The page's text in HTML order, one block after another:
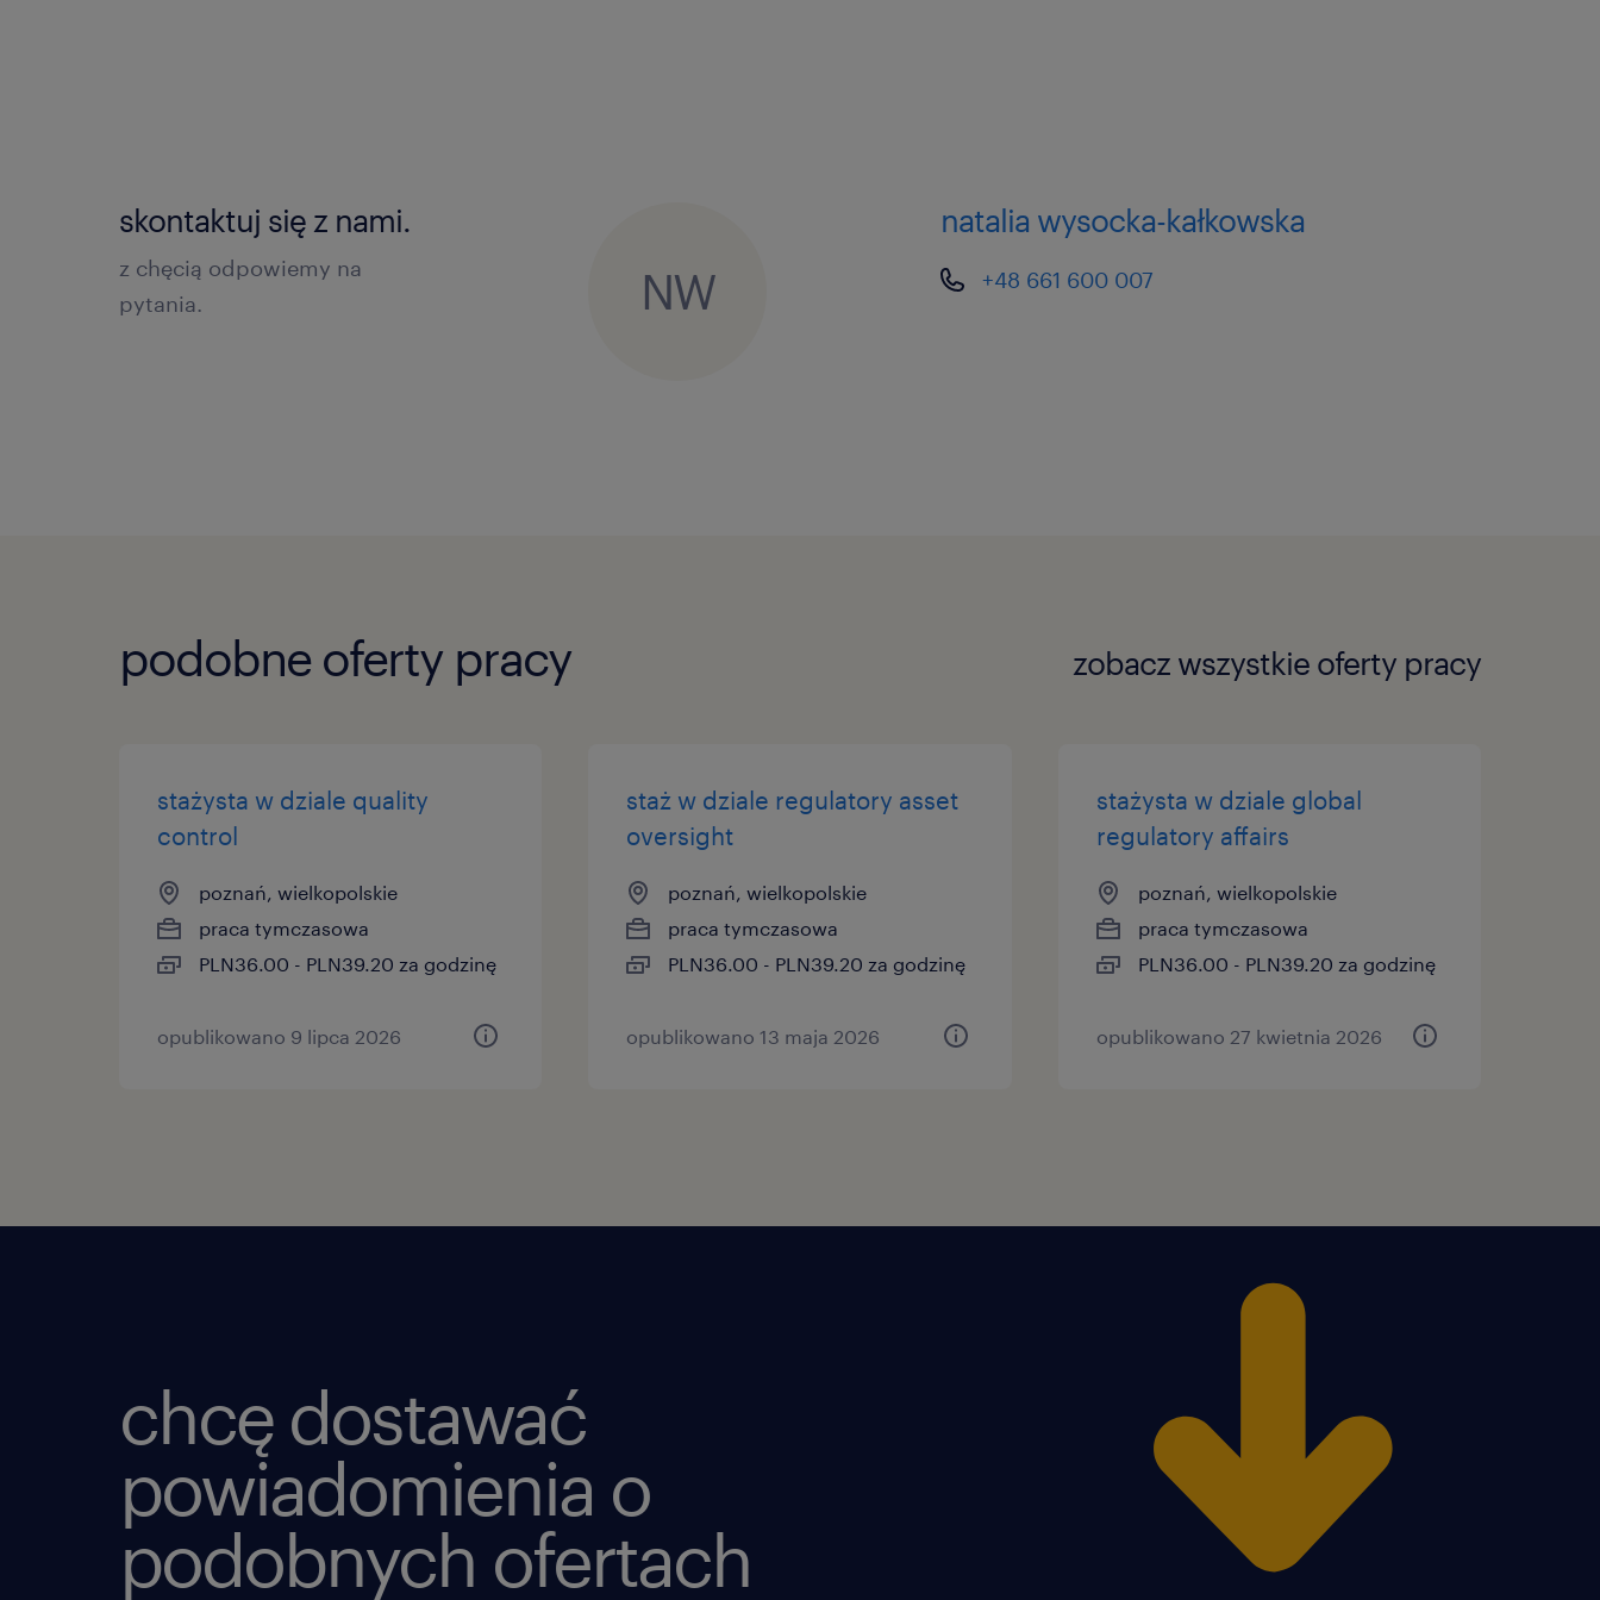
Agencja zatrudnienia – nr wpisu 47
ta oferta pracy przeznaczona jest dla osób powyżej 18 roku
życia
stawkę godzinową 36 zł brutto/h przez pierwszych 6
Randstad Plus – system benefitów (karta sportowa,
prywatna opieka medyczna, zniżki na zakupy online),
możliwość przerw w stażu ze względu na plany urlopowe,
możliwość zatrudnienia przez GSK po odbyciu stażu
skontaktuj się z nami.
z chęcią odpowiemy na
pytania.
NW
natalia wysocka-kałkowska
+48 661 600 007
podobne oferty pracy zobacz wszystkie oferty pracy
stażysta w dziale quality
control
poznań, wielkopolskie
praca tymczasowa
PLN36.00 - PLN39.20 za godzinę
opublikowano 9 lipca 2026
staż w dziale regulatory asset
oversight
poznań, wielkopolskie
praca tymczasowa
PLN36.00 - PLN39.20 za godzinę
opublikowano 13 maja 2026
stażysta w dziale global
regulatory affairs
poznań, wielkopolskie
praca tymczasowa
PLN36.00 - PLN39.20 za godzinę
opublikowano 27 kwietnia 2026
chcę dostawać
powiadomienia o
podobnych ofertach